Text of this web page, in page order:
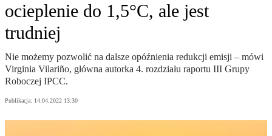
ocieplenie do 1,5°C, ale jest
trudniej
Nie możemy pozwolić na dalsze opóźnienia redukcji emisji – mówi
Virginia Vilariño, główna autorka 4. rozdziału raportu III Grupy
Roboczej IPCC.
Publikacja: 14.04.2022 13:30